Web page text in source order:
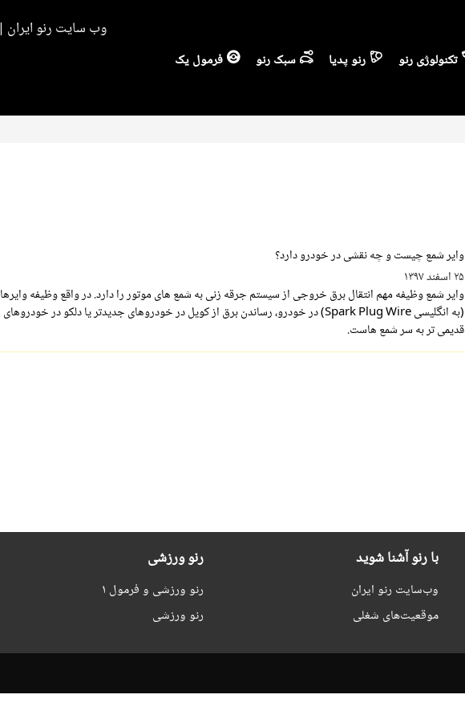
وب سایت رنو ایران
تکنولوژی رنو رنو پدیا سبک رنو فرمول یک
وایر شمع چیست و چه نقشی در خودرو دارد؟
۲۵ اسفند ۱۳۹۷
وایر شمع وظیفه مهم انتقال برق خروجی از سیستم جرقه زنی به شمع های موتور را دارد. در واقع وظیفه وایر‌ها
(به انگلیسی Spark Plug Wire) در خودرو، رساندن برق از کویل ‌در خودرو‌های جدید‌تر‌‌ یا دلکو ‌در خودرو‌های
قدیمی ‌تر‌ به سر شمع ‌هاست.
با رنو آشنا شوید
وب‌سایت رنو ایران
موقعیت‌های شغلی
رنو ورزشی
رنو ورزشی و فرمول ۱
رنو ورزشی